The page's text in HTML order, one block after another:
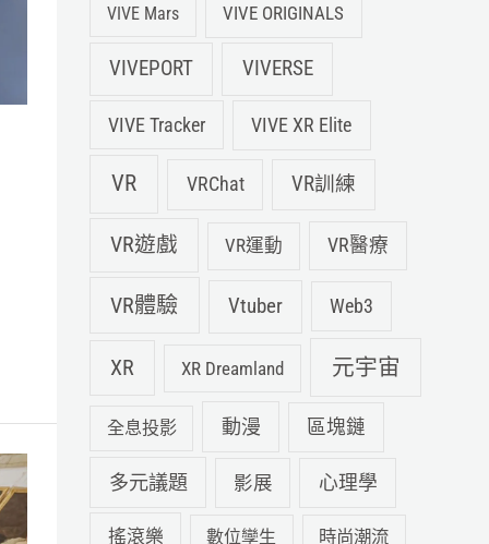
VIVE Mars VIVE ORIGINALS
VIVEPORT VIVERSE
VIVE Tracker VIVE XR Elite
VR VRChat VR訓練
VR遊戲 VR運動 VR醫療
VR體驗 Vtuber Web3
XR XR Dreamland 元宇宙
全息投影 動漫 區塊鏈
多元議題 影展 心理學
搖滾樂 數位孿生 時尚潮流